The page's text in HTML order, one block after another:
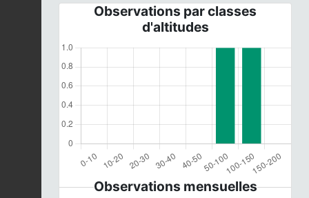
Observations par classes
d'altitudes
Observations mensuelles